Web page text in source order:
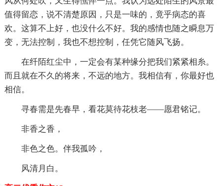
值得留恋，说不清楚原因，只是一味的，竟乎病态的喜
欢。这算不上好，也没什么不好。我的感情也随之瞬息万
变，无法控制，我也不想控制，任凭它随风飞扬。
在纤陌红尘中，一定会有某种缘分把我们紧紧相糸。
而且就在不久的将来，不远的地方。我相信有，你最好也
相信。
寻春需是先春早，看花莫待花枝老——愿君铭记。
非香之香，
非色之色。伴我孤吟，
风清月白。